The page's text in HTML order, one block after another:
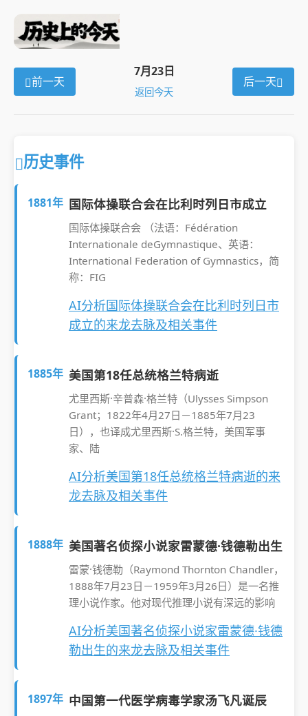
前一天
7月23日
返回今天
后一天
历史事件
1881年 国际体操联合会在比利时列日市成立
国际体操联合会 （法语：Fédération
Internationale deGymnastique、英语：
International Federation of Gymnastics，简
称：FIG
AI分析国际体操联合会在比利时列日市
成立的来龙去脉及相关事件
1885年 美国第18任总统格兰特病逝
尤里西斯·辛普森·格兰特（Ulysses Simpson
Grant；1822年4月27日－1885年7月23
日），也译成尤里西斯·S.格兰特，美国军事
家、陆
AI分析美国第18任总统格兰特病逝的来
龙去脉及相关事件
1888年 美国著名侦探小说家雷蒙德·钱德勒出生
雷蒙·钱德勒（Raymond Thornton Chandler，
1888年7月23日－1959年3月26日）是一名推
理小说作家。他对现代推理小说有深远的影响
AI分析美国著名侦探小说家雷蒙德·钱德
勒出生的来龙去脉及相关事件
1897年 中国第一代医学病毒学家汤飞凡诞辰